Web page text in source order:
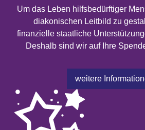
Um das Leben hilfsbedürftiger
diakonischen Leitbild zu
finanzielle staatliche
Deshalb sind wir auf Ihre
weitere